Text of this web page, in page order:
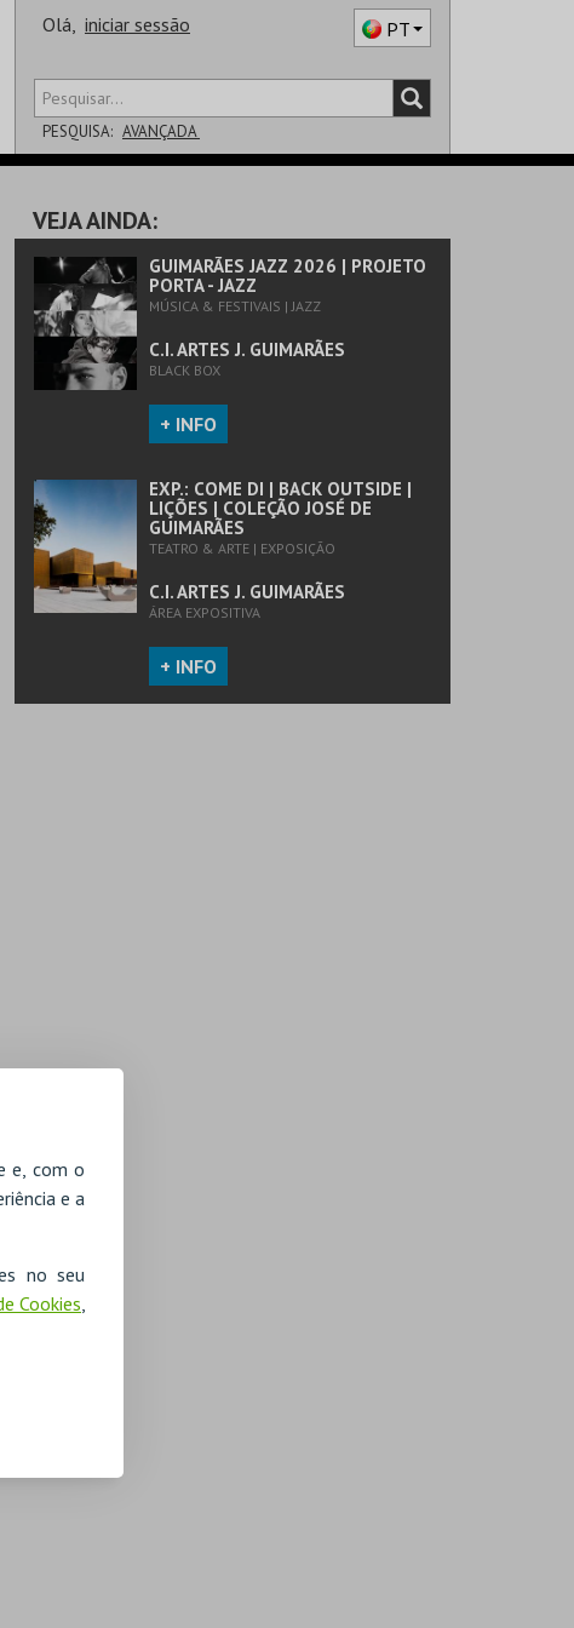
e, com o
e a
no seu
Cookies
Olá, iniciar sessão PT
PESQUISA: AVANÇADA
SALA
VEJA AINDA:
GUIMARÃES JAZZ 2026 | PROJETO
PORTA - JAZZ
MÚSICA & FESTIVAIS | JAZZ
C.I. ARTES J. GUIMARÃES
BLACK BOX
+ INFO
EXP.: COME DI | BACK OUTSIDE |
LIÇÕES | COLEÇÃO JOSÉ DE
GUIMARÃES
TEATRO & ARTE | EXPOSIÇÃO
C.I. ARTES J. GUIMARÃES
ÁREA EXPOSITIVA
+ INFO